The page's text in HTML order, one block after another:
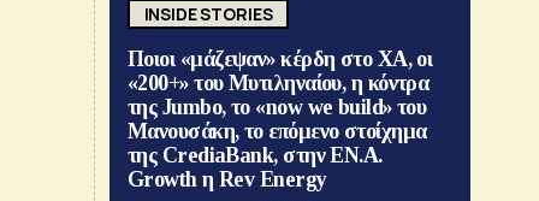
INSIDE STORIES
Ποιοι «μάζεψαν» κέρδη στο ΧΑ, οι
«200+» του Μυτιληναίου, η κόντρα
της Jumbo, το «now we build» του
Μανουσάκη, το επόμενο στοίχημα
της CrediaBank, στην ΕΝ.Α.
Growth η Rev Energy